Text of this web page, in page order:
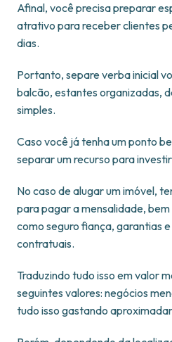
Afinal, você precisa preparar
atrativo para receber clientes
dias.
Portanto, separe verba inicial
balcão, estantes organizadas,
simples.
Caso você já tenha um ponto
separar um recurso para
No caso de alugar um imóvel,
para pagar a mensalidade,
como seguro fiança, garantias
contratuais.
Traduzindo tudo isso em valor
seguintes valores: negócios
tudo isso gastando